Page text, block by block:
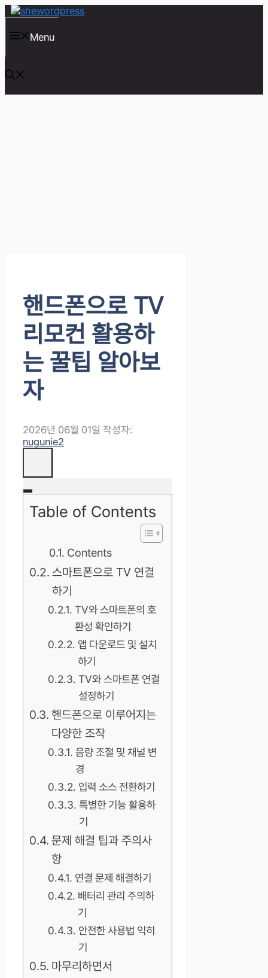
컨
츠
건
너
뛰
기
Menu
핸드폰으로 TV
리모컨 활용하
는 꿀팁 알아보
자
2026년 06월 01일 작성자:
nugunie2
Table of Contents
Contents
스마트폰으로 TV 연결
하기
TV와 스마트폰의 호
환성 확인하기
앱 다운로드 및 설치
하기
TV와 스마트폰 연결
설정하기
핸드폰으로 이루어지는
다양한 조작
음량 조절 및 채널 변
경
입력 소스 전환하기
특별한 기능 활용하
기
문제 해결 팁과 주의사
항
연결 문제 해결하기
배터리 관리 주의하
기
안전한 사용법 익히
기
마무리하면서